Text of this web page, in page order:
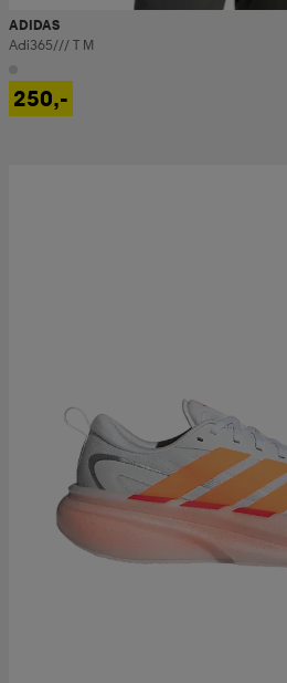
ADIDAS
Adi365/// T M
250,-